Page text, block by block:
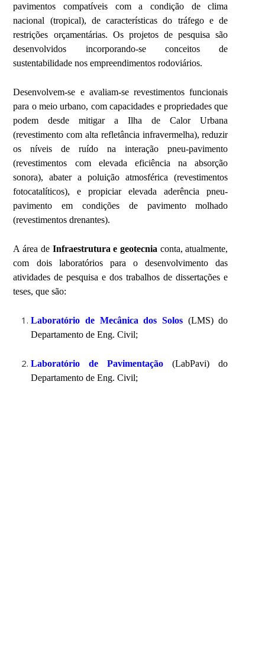
pavimentos compatíveis com a condição de clima
nacional (tropical), de características do tráfego e de
restrições orçamentárias. Os projetos de pesquisa são
desenvolvidos incorporando-se conceitos de
sustentabilidade nos empreendimentos rodoviários.
Desenvolvem-se e avaliam-se revestimentos funcionais
para o meio urbano, com capacidades e propriedades que
podem desde mitigar a Ilha de Calor Urbana
(revestimento com alta refletância infravermelha), reduzir
os níveis de ruído na interação pneu-pavimento
(revestimentos com elevada eficiência na absorção
sonora), abater a poluição atmosférica (revestimentos
fotocatalíticos), e propiciar elevada aderência pneu-
pavimento em condições de pavimento molhado
(revestimentos drenantes).
A área de Infraestrutura e geotecnia conta, atualmente,
com dois laboratórios para o desenvolvimento das
atividades de pesquisa e dos trabalhos de dissertações e
teses, que são:
Laboratório de Mecânica dos Solos(LMS) do
Departamento de Eng. Civil;
Laboratório de Pavimentação (LabPavi) do
Departamento de Eng. Civil;